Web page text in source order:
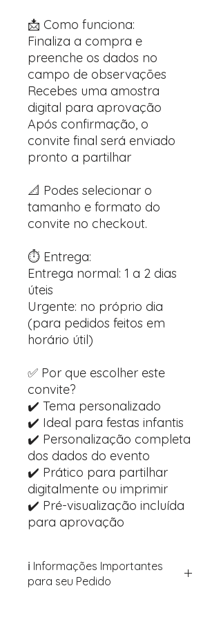
📩 Como funciona:
Finaliza a compra e
preenche os dados no
campo de observações
Recebes uma amostra
digital para aprovação
Após confirmação, o
convite final será enviado
pronto a partilhar
📐 Podes selecionar o
tamanho e formato do
convite no checkout.
⏱️ Entrega:
Entrega normal: 1 a 2 dias
úteis
Urgente: no próprio dia
(para pedidos feitos em
horário útil)
✅ Por que escolher este
convite?
✔️ Tema personalizado
✔️ Ideal para festas infantis
✔️ Personalização completa
dos dados do evento
✔️ Prático para partilhar
digitalmente ou imprimir
✔️ Pré-visualização incluída
para aprovação
ℹ️ Informações Importantes
para seu Pedido